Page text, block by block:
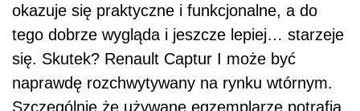
okazuje się praktyczne i funkcjonalne, a do
tego dobrze wygląda i jeszcze lepiej… starzeje
się. Skutek? Renault Captur I może być
naprawdę rozchwytywany na rynku wtórnym.
Szczególnie że używane egzemplarze potrafią